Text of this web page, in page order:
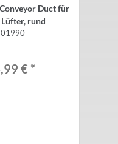
Duct für
rund
€ *